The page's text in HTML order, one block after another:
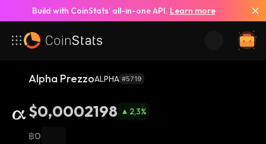
Build with CoinStats’ all-in-one API. Learn more
Alpha PrezzoALPHA #5719
$0,0002198 2,3%
฿0